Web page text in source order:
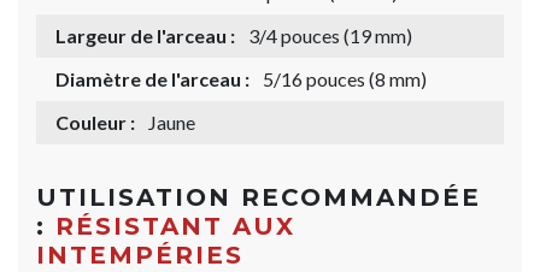
Largeur de l'arceau :
3/4 pouces (19 mm)
Diamètre de l'arceau :
5/16 pouces (8 mm)
Couleur :
Jaune
UTILISATION RECOMMANDÉE
: RÉSISTANT AUX
INTEMPÉRIES